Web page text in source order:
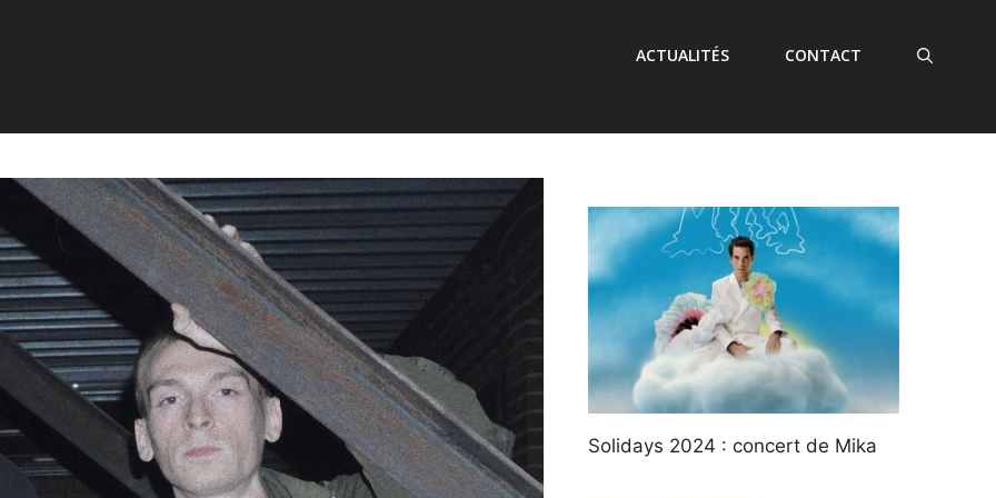
ACTUALITÉS CONTACT
Solidays 2024 : concert de Mika